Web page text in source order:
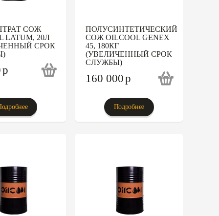
СОЖ
LATUM, 20Л
СРОК
p
ПОЛУСИНТЕТИЧЕСКИЙ
СОЖ OILCOOL GENEX
45, 180КГ
(УВЕЛИЧЕННЫЙ СРОК
СЛУЖБЫ)
160 000p
Подробнее